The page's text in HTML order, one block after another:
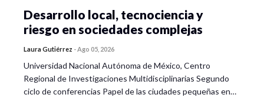
Desarrollo local, tecnociencia y
riesgo en sociedades complejas
Laura Gutiérrez - Ago 05, 2026
Universidad Nacional Autónoma de México, Centro
Regional de Investigaciones Multidisciplinarias Segundo
ciclo de conferencias Papel de las ciudades pequeñas en…